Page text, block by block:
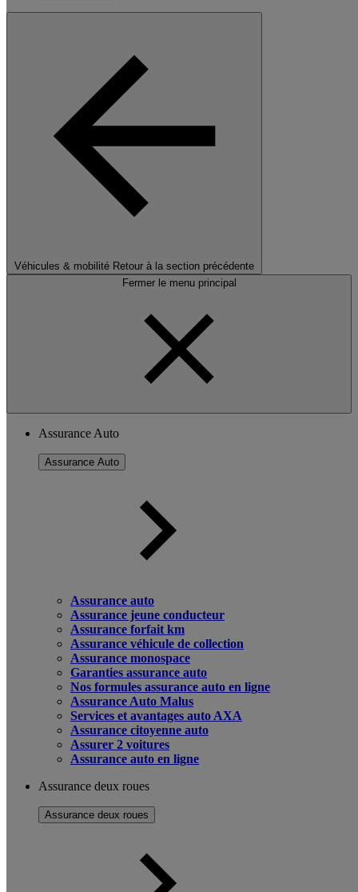
Véhicules & mobilité Retour à la section précédente
Fermer le menu principal
Assurance Auto
Assurance Auto
Assurance auto
Assurance jeune conducteur
Assurance forfait km
Assurance véhicule de collection
Assurance monospace
Garanties assurance auto
Nos formules assurance auto en ligne
Assurance Auto Malus
Services et avantages auto AXA
Assurance citoyenne auto
Assurer 2 voitures
Assurance auto en ligne
Assurance deux roues
Assurance deux roues